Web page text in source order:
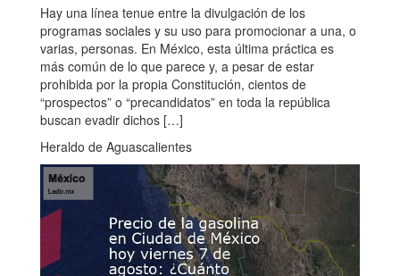
Hay una línea tenue entre la divulgación de los
programas sociales y su uso para promocionar a una, o
varias, personas. En México, esta última práctica es
más común de lo que parece y, a pesar de estar
prohibida por la propia Constitución, cientos de
“prospectos” o “precandidatos” en toda la república
buscan evadir dichos […]
Heraldo de Aguascalientes